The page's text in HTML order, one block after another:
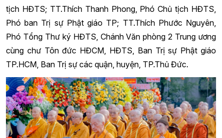
tịch HĐTS; TT.Thích Thanh Phong, Phó Chủ tịch HĐTS,
Phó ban Trị sự Phật giáo TP; TT.Thích Phước Nguyên,
Phó Tổng Thư ký HĐTS, Chánh Văn phòng 2 Trung ương
cùng chư Tôn đức HĐCM, HĐTS, Ban Trị sự Phật giáo
TP.HCM, Ban Trị sự các quận, huyện, TP.Thủ Đức.